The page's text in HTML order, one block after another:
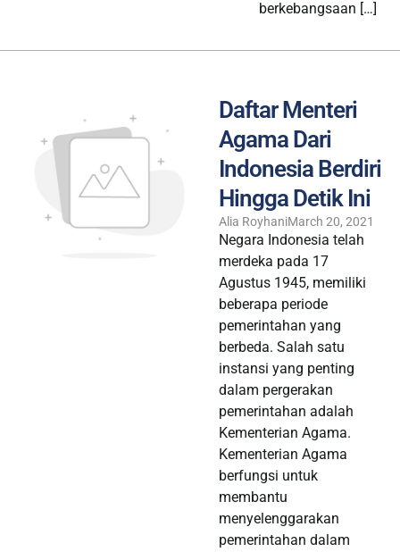
berkebangsaan […]
Daftar Menteri
Agama Dari
Indonesia Berdiri
Hingga Detik Ini
Alia RoyhaniMarch 20, 2021
Negara Indonesia telah
merdeka pada 17
Agustus 1945, memiliki
beberapa periode
pemerintahan yang
berbeda. Salah satu
instansi yang penting
dalam pergerakan
pemerintahan adalah
Kementerian Agama.
Kementerian Agama
berfungsi untuk
membantu
menyelenggarakan
pemerintahan dalam